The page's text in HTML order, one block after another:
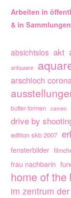
Arbeiten in
& in
absichtslos akt
antipaare
arschloch
butter formen cameo
drive by
edition skb 2007
fensterbilder
frau nachbarin
home of the
im zentrum